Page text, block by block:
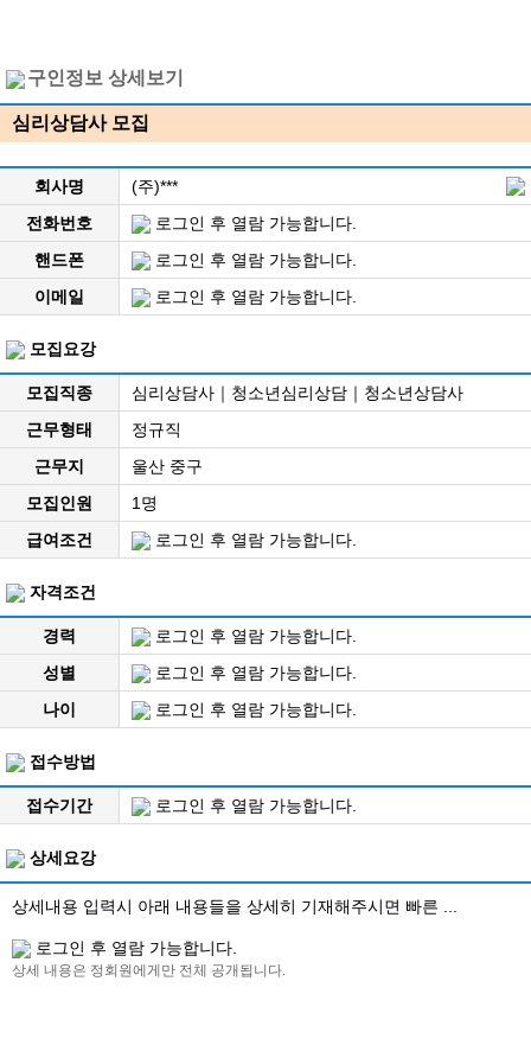
구인정보 상세보기
심리상담사 모집
회사명
(주)***
전화번호
로그인 후 열람 가능합니다.
핸드폰
로그인 후 열람 가능합니다.
이메일
로그인 후 열람 가능합니다.
모집요강
모집직종
심리상담사｜청소년심리상담｜청소년상담사
근무형태
정규직
근무지
울산 중구
모집인원
1명
급여조건
로그인 후 열람 가능합니다.
자격조건
경력
로그인 후 열람 가능합니다.
성별
로그인 후 열람 가능합니다.
나이
로그인 후 열람 가능합니다.
접수방법
접수기간 로그인 후 열람 가능합니다.
상세요강
상세내용 입력시 아래 내용들을 상세히 기재해주시면 빠른 ...
로그인 후 열람 가능합니다.
상세 내용은 정회원에게만 전체 공개됩니다.